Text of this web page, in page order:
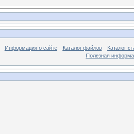
Информация о сайте Каталог файлов
Каталог
Полезная